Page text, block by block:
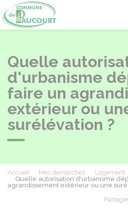
Quelle
d'urbanisme
faire un
extérieur ou
surélévation ?
Accueil Mes démarches Logement
Quelle autorisation d'urbanisme
agrandissement extérieur ou une